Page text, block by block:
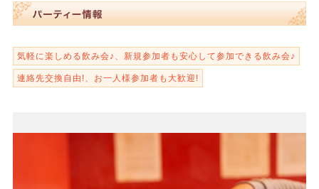
気軽に楽しめる飲み会♪、新規参加者も安心して参加できる飲み会♪
連絡先交換自由!、お一人様参加者も大歓迎!